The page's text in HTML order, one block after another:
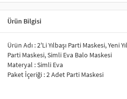
Ürün Bilgisi
Ürün Adı : 2'Li Yılbaşı Parti Maskesi, Yeni
Parti Maskesi, Simli Eva Balo Maskesi
Materyal : Simli Eva
Paket İçeriği : 2 Adet Parti Maskesi